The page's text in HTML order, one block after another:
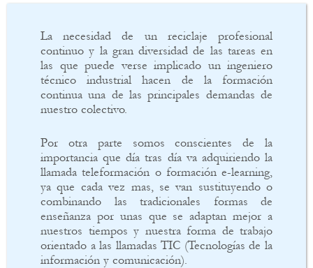
La necesidad de un reciclaje profesional
continuo y la gran diversidad de las tareas en
las que puede verse implicado un ingeniero
técnico industrial hacen de la formación
continua una de las principales demandas de
nuestro colectivo.
Por otra parte somos conscientes de la
importancia que día tras día va adquiriendo la
llamada teleformación o formación e-learning,
ya que cada vez mas, se van sustituyendo o
combinando las tradicionales formas de
enseñanza por unas que se adaptan mejor a
nuestros tiempos y nuestra forma de trabajo
orientado a las llamadas TIC (Tecnologías de la
información y comunicación).